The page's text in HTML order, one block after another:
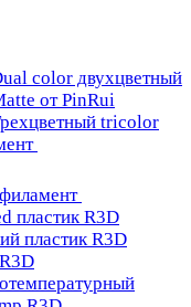
color двухцветный
от PinRui
tricolor
пластик R3D
пластик R3D